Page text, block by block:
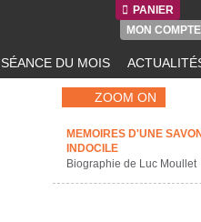
PANIER
MON COMPTE
SÉANCE DU MOIS
ZOOM ON
MEMOIRES D'UNE
INDOCILE
Biographie de Luc Moullet